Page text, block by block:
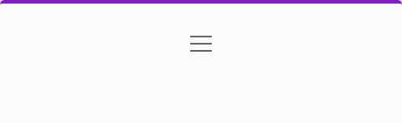
Gizlilik Politikası
menüyü